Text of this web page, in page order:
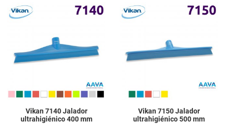
Add to Wishlist
Quick View
Vikan 7140 Jalador
ultrahigiénico 400 mm
Vikan 7150 Jalador
ultrahigiénico 500 mm